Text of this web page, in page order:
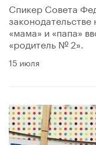
Спикер Совета
«мама» и «папа»
«родитель № 2».
15 июля